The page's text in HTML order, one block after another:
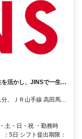
活かし、JINSで一生モ
、ＪＲ山手線 高田馬場
3番口徒歩約1分 「高田
土・日・祝 ・勤務時
5日 シフト提出期限：